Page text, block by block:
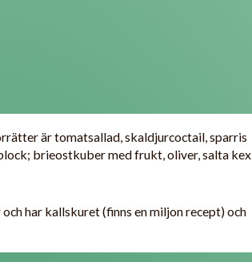
är tomatsallad, skaldjurcoctail, sparris
brieostkuber med frukt, oliver, salta kex
har kallskuret (finns en miljon recept) och